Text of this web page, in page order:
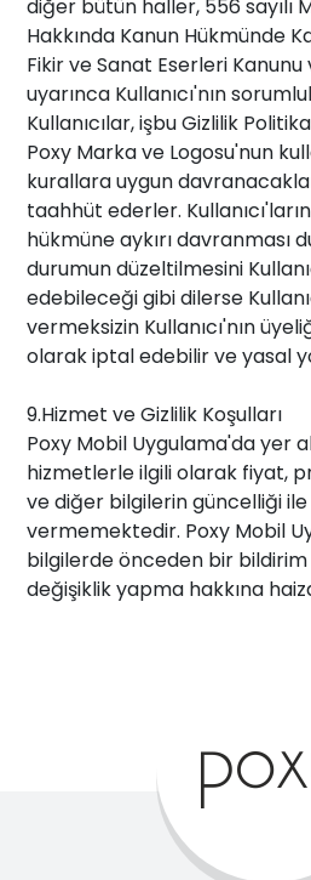
diğer bütün haller, 556 sayılı
Hakkında Kanun Hükmünde
Fikir ve Sanat Eserleri
uyarınca Kullanıcı'nın
Kullanıcılar, işbu Gizlilik
Poxy Marka ve Logosu'nun
kurallara uygun
taahhüt ederler.
hükmüne aykırı davranması
durumun düzeltilmesini
edebileceği gibi dilerse
vermeksizin Kullanıcı'nın
olarak iptal edebilir ve yasal
9.Hizmet ve Gizlilik Koşulları
Poxy Mobil Uygulama'da yer
hizmetlerle ilgili olarak fiyat,
ve diğer bilgilerin güncelliği
vermemektedir. Poxy Mobil
bilgilerde önceden bir bildirim
değişiklik yapma hakkına